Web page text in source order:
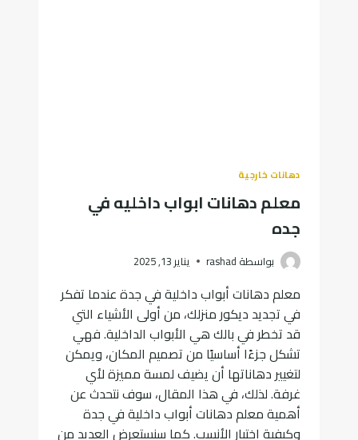
دهانات خارجية
معلم دهانات ابواب داخليه في
جده
بواسطة rashad يناير 13, 2025
معلم دهانات أبواب داخلية في جدة عندما تفكر
في تجديد ديكور منزلك، من أولى الأشياء التي
قد تخطر في بالك هي الأبواب الداخلية. فهي
تشكل جزءًا أساسيًا من تصميم المكان، ويمكن
لتغيير دهاناتها أن يضيف لمسة مميزة لأي
غرفة. لذلك، في هذا المقال، سوف نتحدث عن
أهمية معلم دهانات أبواب داخلية في جدة
وكيفية اختيار الأنسب. كما سنستعرض العديد من